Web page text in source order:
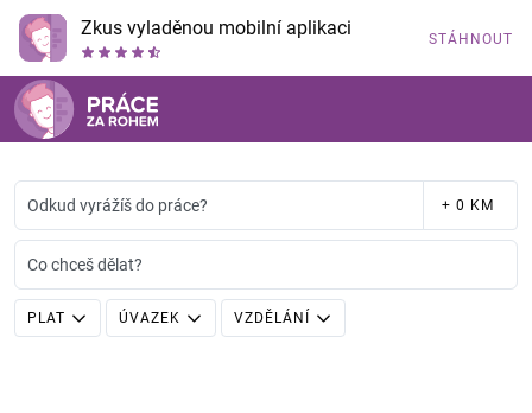
Zkus vyladěnou mobilní aplikaci STÁHNOUT
Odkud vyrážíš do práce? + 0 KM
Co chceš dělat?
PLAT ÚVAZEK VZDĚLÁNÍ